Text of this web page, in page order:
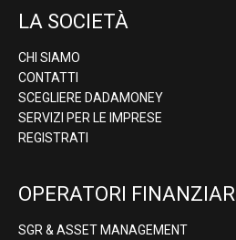
LA SOCIETÀ
CHI SIAMO
CONTATTI
SCEGLIERE DADAMONEY
SERVIZI PER LE IMPRESE
REGISTRATI
OPERATORI FINANZIARI
SGR & ASSET MANAGEMENT